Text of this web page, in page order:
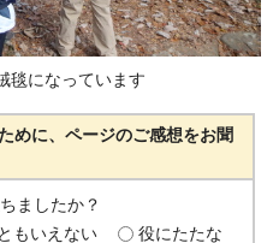
毯になっています
めに、ページのご感想をお聞
ましたか？
もいえない
役にたたな